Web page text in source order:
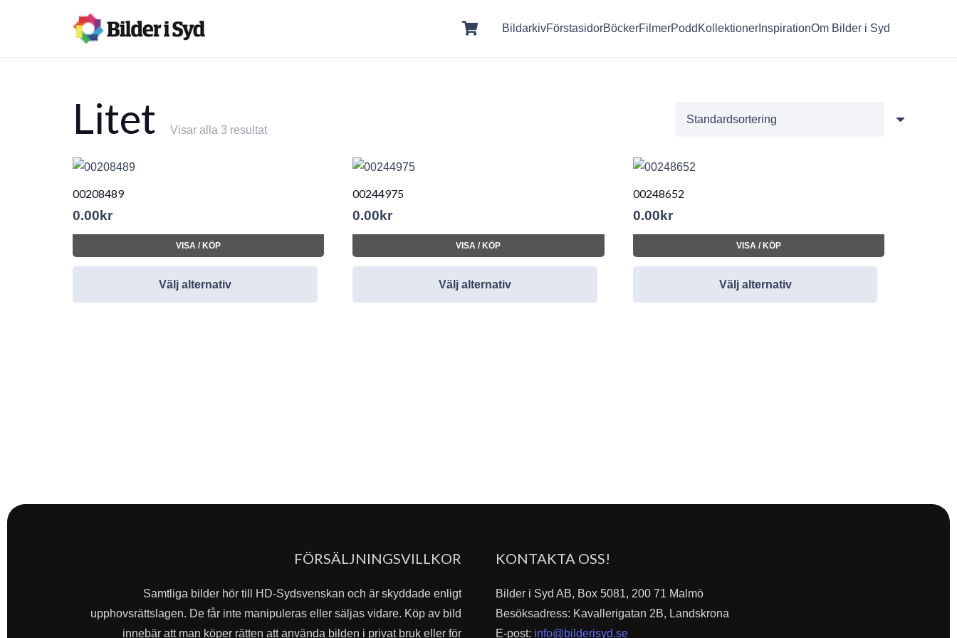
BildarkivFörstasidorBöckerFilmerPodd Kollektioner InspirationOm Bilder i Syd
Litet Visar alla 3 resultat
00208489
0.00 kr
VISA / KÖP
Välj alternativ
00244975
0.00 kr
VISA / KÖP
Välj alternativ
00248652
0.00 kr
VISA / KÖP
Välj alternativ
FÖRSÄLJNINGSVILLKOR
Samtliga bilder hör till HD-Sydsvenskan och är skyddade enligt
upphovsrättslagen. De får inte manipuleras eller säljas vidare. Köp av bild
innebär att man köper rätten att använda bilden i privat bruk eller för
KONTAKTA OSS!
Bilder i Syd AB, Box 5081, 200 71 Malmö
Besöksadress: Kavallerigatan 2B, Landskrona
E-post: info@bilderisyd.se